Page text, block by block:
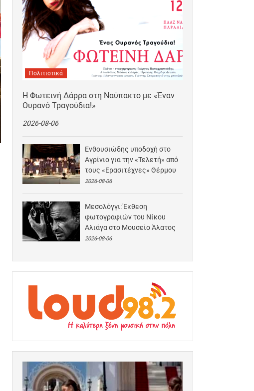
Πολιτιστικά
Η Φωτεινή Δάρρα στη Ναύπακτο με «Έναν
Ουρανό Τραγούδια!»
2026-08-06
Ενθουσιώδης υποδοχή στο
Αγρίνιο για την «Τελετή» από
τους «Ερασιτέχνες» Θέρμου
2026-08-06
Μεσολόγγι: Έκθεση
φωτογραφιών του Νίκου
Αλιάγα στο Μουσείο Άλατος
2026-08-06